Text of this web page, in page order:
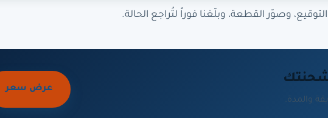
وصوّر القطعة، وبلّغنا فوراً لتُراجع الحالة.
شحنتك
والمدة.
عرض سعر